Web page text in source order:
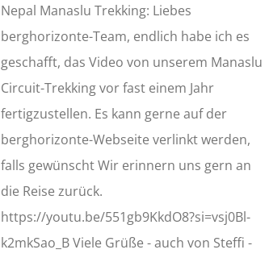
Nepal Manaslu Trekking: Liebes
berghorizonte-Team, endlich habe ich es
geschafft, das Video von unserem Manaslu
Circuit-Trekking vor fast einem Jahr
fertigzustellen. Es kann gerne auf der
berghorizonte-Webseite verlinkt werden,
falls gewünscht Wir erinnern uns gern an
die Reise zurück.
https://youtu.be/551gb9KkdO8?si=vsj0Bl-
k2mkSao_B Viele Grüße - auch von Steffi -